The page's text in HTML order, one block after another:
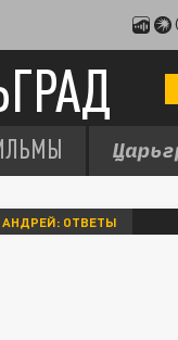
АНДРЕЙ: ОТВЕТЫ